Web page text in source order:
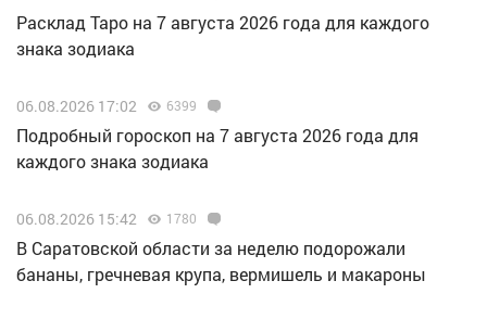
Расклад Таро на 7 августа 2026 года для каждого
знака зодиака
06.08.2026 17:02 6399
Подробный гороскоп на 7 августа 2026 года для
каждого знака зодиака
06.08.2026 15:42 1780
В Саратовской области за неделю подорожали
бананы, гречневая крупа, вермишель и макароны